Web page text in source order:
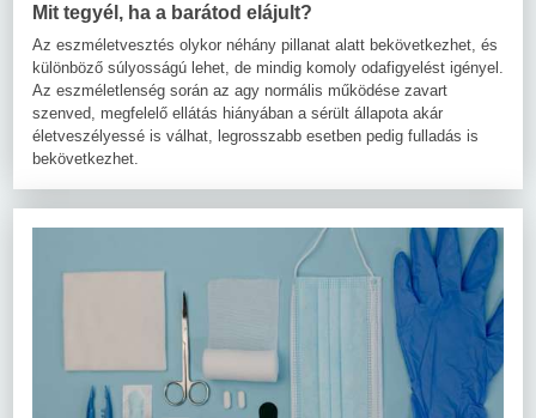
Mit tegyél, ha a barátod elájult?
Az eszméletvesztés olykor néhány pillanat alatt bekövetkezhet, és
különböző súlyosságú lehet, de mindig komoly odafigyelést igényel.
Az eszméletlenség során az agy normális működése zavart
szenved, megfelelő ellátás hiányában a sérült állapota akár
életveszélyessé is válhat, legrosszabb esetben pedig fulladás is
bekövetkezhet.